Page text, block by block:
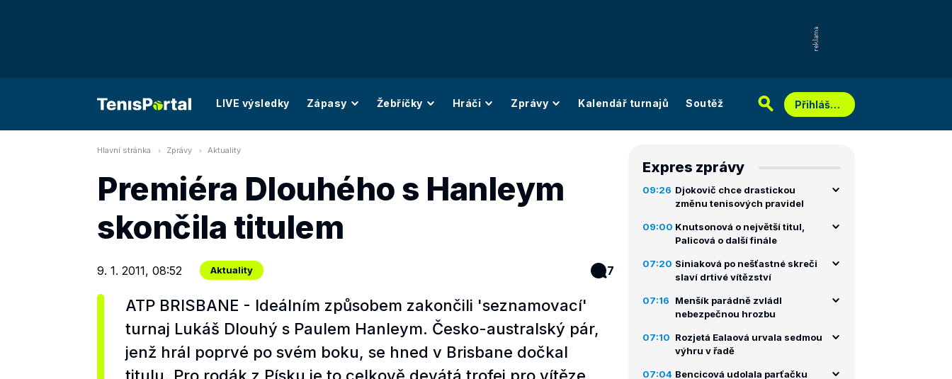
LIVE výsledky Zápasy Žebříčky Hráči Zprávy Kalendář turnajů Soutěž Přihlášení
Hlavní stránka Zprávy Aktuality
Premiéra Dlouhého s Hanleym
skončila titulem
9. 1. 2011, 08:52 Aktuality 7
ATP BRISBANE - Ideálním způsobem zakončili 'seznamovací'
turnaj Lukáš Dlouhý s Paulem Hanleym. Česko-australský pár,
jenž hrál poprvé po svém boku, se hned v Brisbane dočkal
Expres zprávy
09:26 Djokovič chce drastickou
změnu tenisových pravidel
09:00 Knutsonová o největší titul,
Palicová o další finále
07:20 Siniaková po nešťastné skreči
slaví drtivé vítězství
07:16
Menšík parádně zvládl
nebezpečnou hrozbu
07:10 Rozjetá Ealaová urvala sedmou
výhru v řadě
07:04 Bencicová udolala parťačku